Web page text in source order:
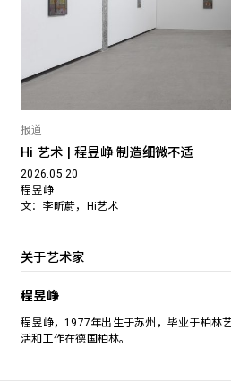
报道
Hi 艺术 | 程昱峥 制造细微不适
2026.05.20
程昱峥
文：李昕蔚，Hi艺术
关于艺术家
程昱峥
程昱峥，1977年出生于苏州，毕业于柏林
活和工作在德国柏林。